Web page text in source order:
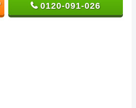
0120-091-026